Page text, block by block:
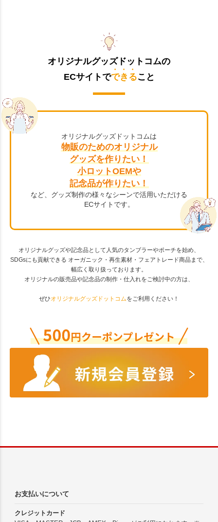
オリジナルグッズドットコムの
ECサイトでできること
オリジナルグッズドットコムは
物販のためのオリジナル
グッズを作りたい！
小ロットOEMや
記念品が作りたい！
など、グッズ制作の様々なシーンで活用いただける
ECサイトです。
オリジナルグッズや記念品として人気のタンブラーやポーチを始め、
SDGsにも貢献できる オーガニック・再生素材・フェアトレード商品まで、
幅広く取り扱っております。
オリジナルの販売品や記念品の制作・仕入れをご検討中の方は、
ぜひオリジナルグッズドットコムをご利用ください！
お支払いについて
クレジットカード